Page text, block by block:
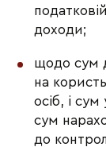
доходи;
щодо сум
на
осіб, і
сум
до